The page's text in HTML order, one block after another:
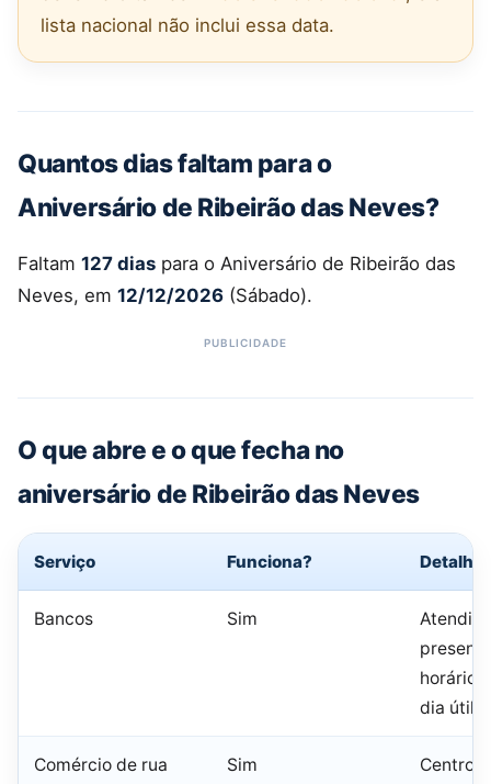
lista nacional não inclui essa data.
Quantos dias faltam para o
Aniversário de Ribeirão das Neves?
Faltam 127 dias para o Aniversário de Ribeirão das
Neves, em 12/12/2026 (Sábado).
O que abre e o que fecha no
aniversário de Ribeirão das Neves
Serviço Funciona? Detalhe
Bancos Sim
horário
dia útil
Comércio de rua Sim
Centro